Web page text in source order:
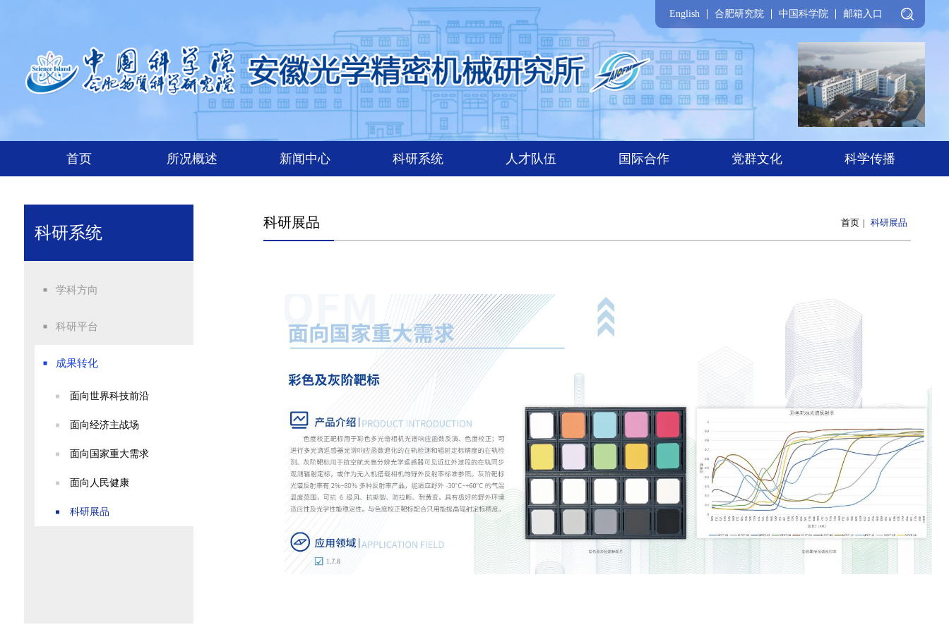
English 合肥研究院 中国科学院 邮箱入口
首页 所况概述 新闻中心 科研系统 人才队伍 国际合作 党群文化 科学传播
科研系统
学科方向
科研平台
成果转化
面向世界科技前沿
面向经济主战场
面向国家重大需求
面向人民健康
科研展品
科研展品 首页 | 科研展品